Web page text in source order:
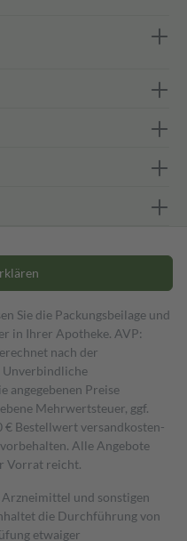
Sie die Packungsbeilage und
in Ihrer Apotheke. AVP:
nach der
angegebenen Preise
Mehrwertsteuer, ggf.
€ Bestell­wert versand­kosten­
Alle Angebote
Vorrat reicht.
und sonstigen
die Durchführung von
etwaiger